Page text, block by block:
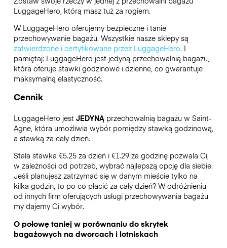
LuggageHero , którą masz tuż za rogiem.
W LuggageHero oferujemy bezpieczne i tanie
przechowywanie bagażu. Wszystkie nasze sklepy są
zatwierdzone i certyfikowane przez LuggageHero. I
pamiętaj: LuggageHero jest jedyną przechowalnią bagażu,
która oferuje stawki godzinowe i dzienne, co gwarantuje
maksymalną elastyczność.
Cennik
LuggageHero jest JEDYNĄprzechowalnią bagażu w Saint-
Agne, która umożliwia wybór pomiędzy stawką godzinową,
a stawką za cały dzień.
Stała stawka €5.25 za dzień i €1.29 za godzinę pozwala Ci,
w zależności od potrzeb, wybrać najlepszą opcję dla siebie.
Jeśli planujesz zatrzymać się w danym mieście tylko na
kilka godzin, to po co płacić za cały dzień? W odróżnieniu
od innych firm oferujących usługi przechowywania bagażu
my dajemy Ci wybór.
O połowę taniej w porównaniu do skrytek
bagażowych na dworcach i lotniskach